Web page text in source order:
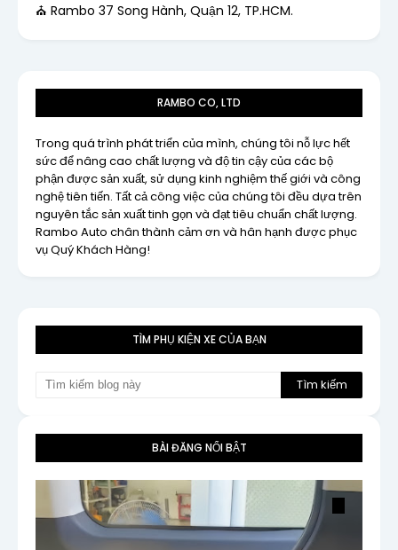
⛪ Rambo 37 Song Hành, Quận 12, TP.HCM.
RAMBO CO, LTD
Trong quá trình phát triển của mình, chúng tôi nỗ lực hết
sức để nâng cao chất lượng và độ tin cậy của các bộ
phận được sản xuất, sử dụng kinh nghiệm thế giới và công
nghệ tiên tiến. Tất cả công việc của chúng tôi đều dựa trên
nguyên tắc sản xuất tinh gọn và đạt tiêu chuẩn chất lượng.
Rambo Auto chân thành cảm ơn và hân hạnh được phục
vụ Quý Khách Hàng!
TÌM PHỤ KIỆN XE CỦA BẠN
BÀI ĐĂNG NỔI BẬT